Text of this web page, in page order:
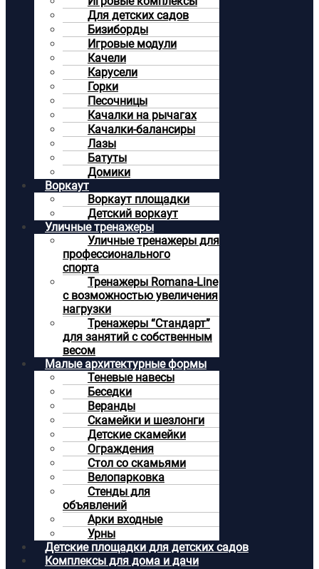
Для детских садов
Бизиборды
Игровые модули
Качели
Карусели
Горки
Песочницы
Качалки на рычагах
Качалки-балансиры
Лазы
Батуты
Домики
Воркаут
Воркаут площадки
Детский воркаут
Уличные тренажеры
Уличные тренажеры для
профессионального
спорта
Тренажеры Romana-Line
с возможностью увеличения
нагрузки
Тренажеры “Стандарт”
для занятий с собственным
весом
Малые архитектурные формы
Теневые навесы
Беседки
Веранды
Скамейки и шезлонги
Детские скамейки
Ограждения
Стол со скамьями
Велопарковка
Стенды для
объявлений
Арки входные
Урны
Детские площадки для детских садов
Комплексы для дома и дачи